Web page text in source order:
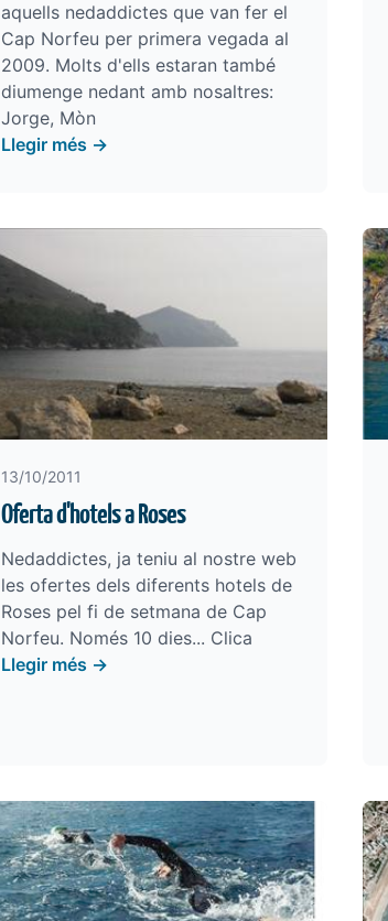
aquells nedaddictes que van fer el
Cap Norfeu per primera vegada al
2009. Molts d'ells estaran també
diumenge nedant amb nosaltres:
Jorge, Mòn
Llegir més →
13/10/2011
Oferta d'hotels a Roses
Nedaddictes, ja teniu al nostre web
les ofertes dels diferents hotels de
Roses pel fi de setmana de Cap
Norfeu. Només 10 dies... Clica
Llegir més →